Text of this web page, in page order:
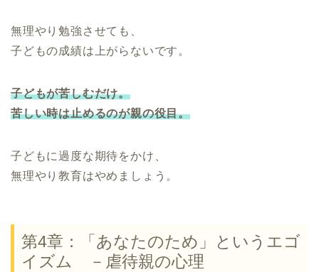
無理やり勉強させても、
子どもの成績は上がらないです。
子どもが苦しむだけ。
苦しい時は止めるのが親の役目。
子どもに過度な期待をかけ、
無理やり教育はやめましょう。
第4章：「あなたのため」というエゴ
イズム －虐待親の心理